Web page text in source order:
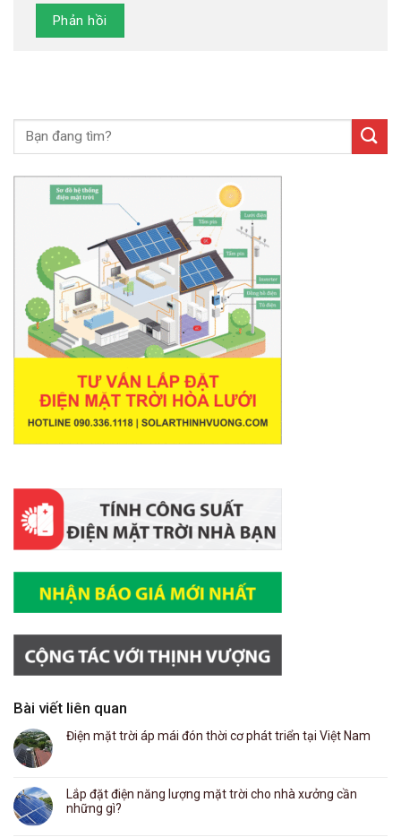
Bài viết liên quan
Điện mặt trời áp mái đón thời cơ phát triển tại Việt Nam
Lắp đặt điện năng lượng mặt trời cho nhà xưởng cần
những gì?